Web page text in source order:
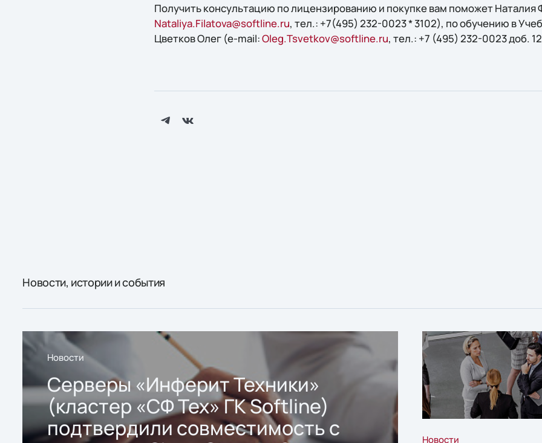
Получить конcультацию по лицензированию и покупке вам поможет Наталия
Nataliya.Filatova@softline.ru, тел.: +7(495) 232-0023 * 3102), по обучению в
Цветков Олег (e-mail:Oleg.Tsvetkov@softline.ru, тел.: +7 (495) 232-0023 доб.
Новости, истории и события
Новости
Серверы «Инферит Техники»
(кластер «СФ Тех» ГК Softline)
подтвердили совместимость с
Новости